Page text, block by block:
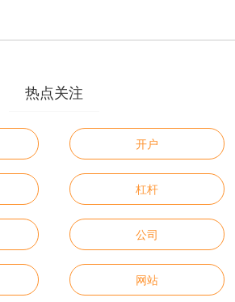
热点关注
开户
杠杆
公司
网站